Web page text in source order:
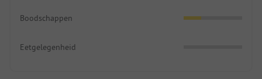
Boodschappen
Eetgelegenheid